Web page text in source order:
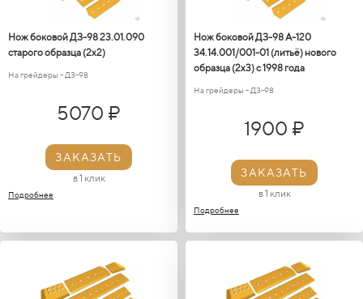
Нож боковой ДЗ-98 23.01.090
старого образца (2х2)
На грейдеры - ДЗ-98
5070 ₽
ЗАКАЗАТЬ
в 1 клик
Подробнее
Нож боковой ДЗ-98 А-120
34.14.001/001-01 (литьё) нового
образца (2х3) с 1998 года
На грейдеры - ДЗ-98
1900 ₽
ЗАКАЗАТЬ
в 1 клик
Подробнее